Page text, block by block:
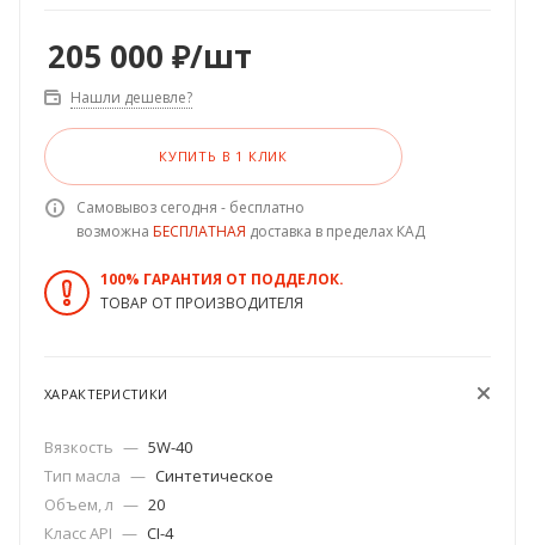
205 000 ₽/шт
Нашли дешевле?
КУПИТЬ В 1 КЛИК
Самовывоз сегодня - бесплатно
возможна БЕСПЛАТНАЯ доставка в пределах КАД
100% ГАРАНТИЯ ОТ ПОДДЕЛОК.
ТОВАР ОТ ПРОИЗВОДИТЕЛЯ
ХАРАКТЕРИСТИКИ
Вязкость — 5W-40
Тип масла — Синтетическое
Объем, л — 20
Класс API — CI-4